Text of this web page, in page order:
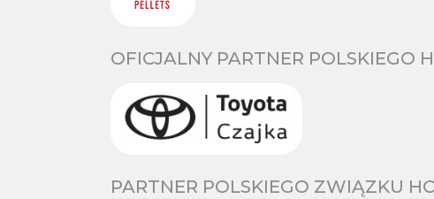
OFICJALNY PARTNER POLSKIEGO
PARTNER POLSKIEGO ZWIĄZKU